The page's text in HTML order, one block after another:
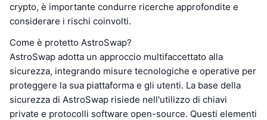
crypto, è importante condurre ricerche approfondite e
considerare i rischi coinvolti.
Come è protetto AstroSwap?
AstroSwap adotta un approccio multifaccettato alla
sicurezza, integrando misure tecnologiche e operative per
proteggere la sua piattaforma e gli utenti. La base della
sicurezza di AstroSwap risiede nell'utilizzo di chiavi
private e protocolli software open-source. Questi elementi